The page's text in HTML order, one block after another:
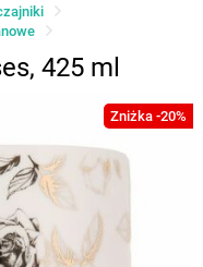
425 ml
Zniżka -20%